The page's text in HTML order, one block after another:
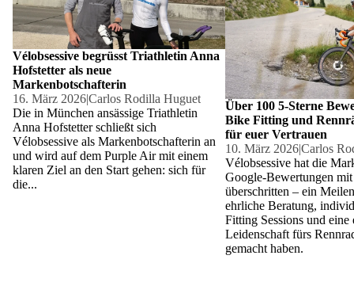
Vélobsessive begrüsst Triathletin Anna
Hofstetter als neue
Markenbotschafterin
16. März 2026|Carlos Rodilla Huguet
Die in München ansässige Triathletin
Anna Hofstetter schließt sich
Vélobsessive als Markenbotschafterin an
und wird auf dem Purple Air mit einem
klaren Ziel an den Start gehen: sich für
die...
Über 100 5-Sterne
Bike Fitting und
für euer Vertrauen
10. März 2026|Carlos
Vélobsessive hat die
Google-Bewertungen mit
überschritten – ein
ehrliche Beratung,
Fitting Sessions und eine
Leidenschaft fürs
gemacht haben.